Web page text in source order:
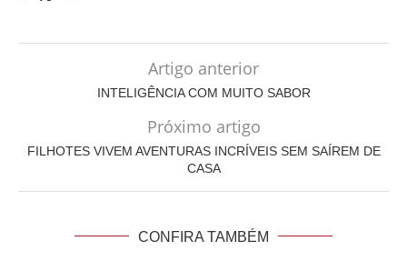
Artigo anterior
INTELIGÊNCIA COM MUITO SABOR
Próximo artigo
FILHOTES VIVEM AVENTURAS INCRÍVEIS SEM SAÍREM DE
CASA
CONFIRA TAMBÉM